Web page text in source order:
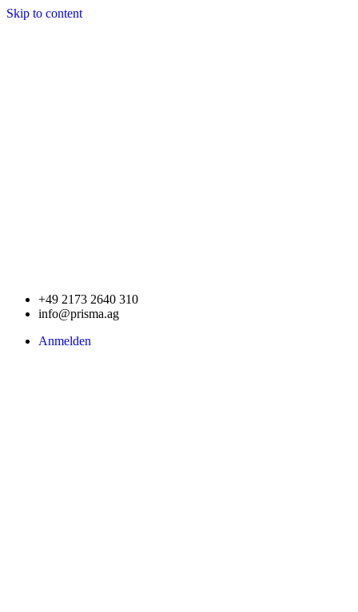
Skip to content
+49 2173 2640 310
info@prisma.ag
Anmelden